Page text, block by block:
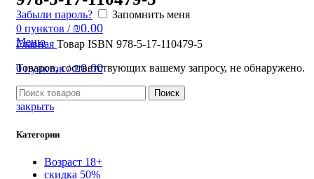
Забыли пароль?
Запомнить меня
0 пунктов / ₪0.00
Меню
0пунктов / ₪0.00
закрыть
Категории
Возраст 18+
скидка 50%
Главная Товар ISBN 978-5-17-110479-5
Товаров, соответствующих вашему запросу, не обнаружено.
Поиск